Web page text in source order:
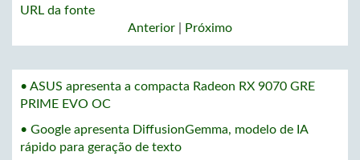
URL da fonte
Anterior
Próximo
• ASUS apresenta a compacta Radeon RX 9070 GRE
PRIME EVO OC
• Google apresenta DiffusionGemma, modelo de IA
rápido para geração de texto